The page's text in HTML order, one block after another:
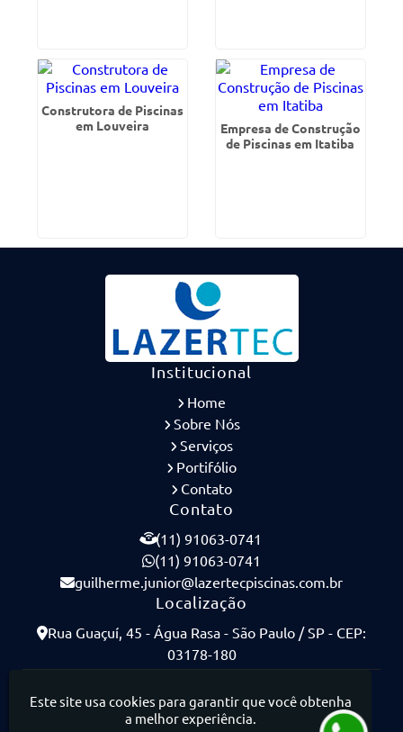
Construtora de Piscinas
em Louveira
Empresa de Construção
de Piscinas em Itatiba
Institucional
Home
Sobre Nós
Serviços
Portifólio
Contato
Contato
(11) 91063-0741
(11) 91063-0741
guilherme.junior@lazertecpiscinas.com.br
Localização
Rua Guaçuí, 45 - Água Rasa - São Paulo / SP - CEP:
03178-180
Este site usa cookies para garantir que você obtenha
a melhor experiência.